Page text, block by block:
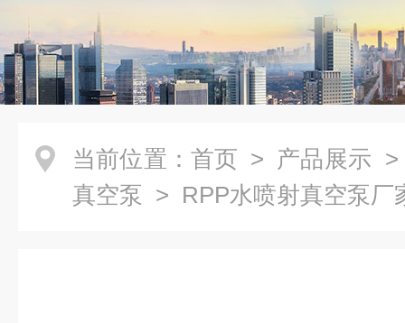
当前位置： 首页 > 产品展示
真空泵 > RPP水喷射真空泵厂